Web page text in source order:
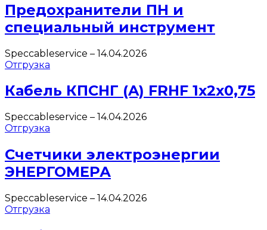
Предохранители ПН и
специальный инструмент
Speccableservice – 14.04.2026
Отгрузка
Кабель КПСНГ (A) FRHF 1х2х0,75
Speccableservice – 14.04.2026
Отгрузка
Счетчики электроэнергии
ЭНЕРГОМЕРА
Speccableservice – 14.04.2026
Отгрузка